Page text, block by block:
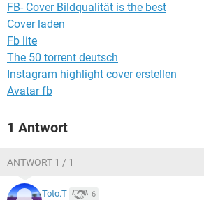
FB- Cover Bildqualität is the best
Cover laden
Fb lite
The 50 torrent deutsch
Instagram highlight cover erstellen
Avatar fb
1 Antwort
ANTWORT 1 / 1
Toto.T 6